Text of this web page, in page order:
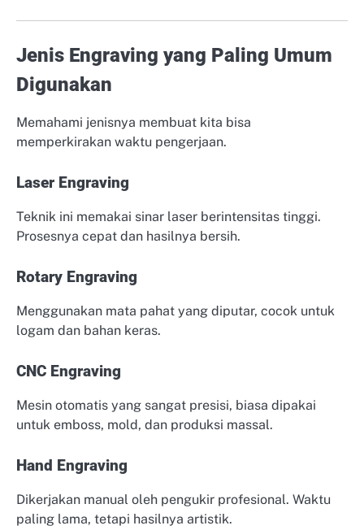
Jenis Engraving yang Paling Umum
Digunakan
Memahami jenisnya membuat kita bisa
memperkirakan waktu pengerjaan.
Laser Engraving
Teknik ini memakai sinar laser berintensitas tinggi.
Prosesnya cepat dan hasilnya bersih.
Rotary Engraving
Menggunakan mata pahat yang diputar, cocok untuk
logam dan bahan keras.
CNC Engraving
Mesin otomatis yang sangat presisi, biasa dipakai
untuk emboss, mold, dan produksi massal.
Hand Engraving
Dikerjakan manual oleh pengukir profesional. Waktu
paling lama, tetapi hasilnya artistik.